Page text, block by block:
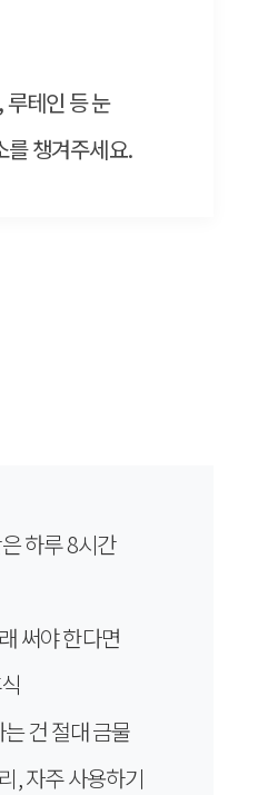
테인 등 눈
를 챙겨주세요.
하루 8시간
써야 한다면
건 절대 금물
, 자주 사용하기